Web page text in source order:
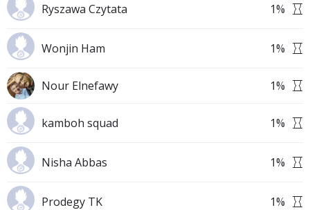
Ryszawa Czytata 1%
Wonjin Ham 1%
Nour Elnefawy 1%
kamboh squad 1%
Nisha Abbas 1%
Prodegy TK 1%